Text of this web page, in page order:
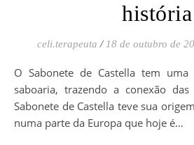
história
celi.terapeuta / 18 de outubro de
O Sabonete de Castella tem uma história medieval na
saboaria, trazendo a conexão
Sabonete de Castella teve sua
numa parte da Europa que hoje é…